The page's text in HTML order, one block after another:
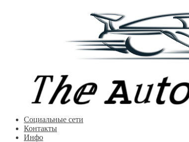
Cоциальные сети
Контакты
Инфо